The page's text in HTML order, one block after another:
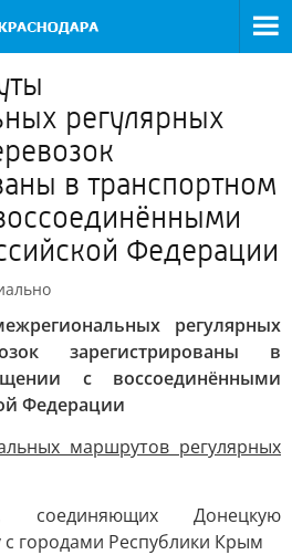
регулярных
в транспортном
Федерации
регулярных
зарегистрированы в
с воссоединёнными
Федерации
маршрутов регулярных
соединяющих Донецкую
городами Республики Крым